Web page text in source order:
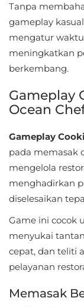
Story-
Driven
Strategi
Word
Apps
Art
&
Design
Auto
Vehicles
Beauty
Tanpa
gameplay
mengatur
meningkatkan
berkembang.
Gameplay
Ocean
Gameplay
pada memasak
mengelola
menghadirkan
diselesaikan
Game ini cocok
menyukai
cepat, dan teliti
pelayanan
Memasak